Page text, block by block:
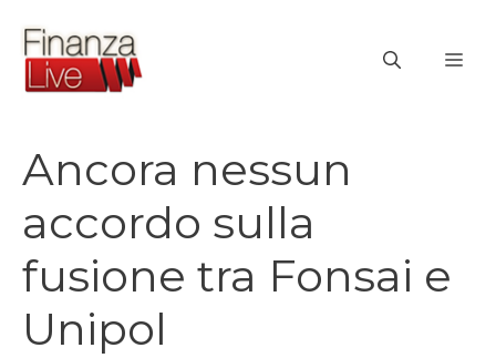
contenuto
Ancora nessun
accordo sulla
fusione tra Fonsai e
Unipol